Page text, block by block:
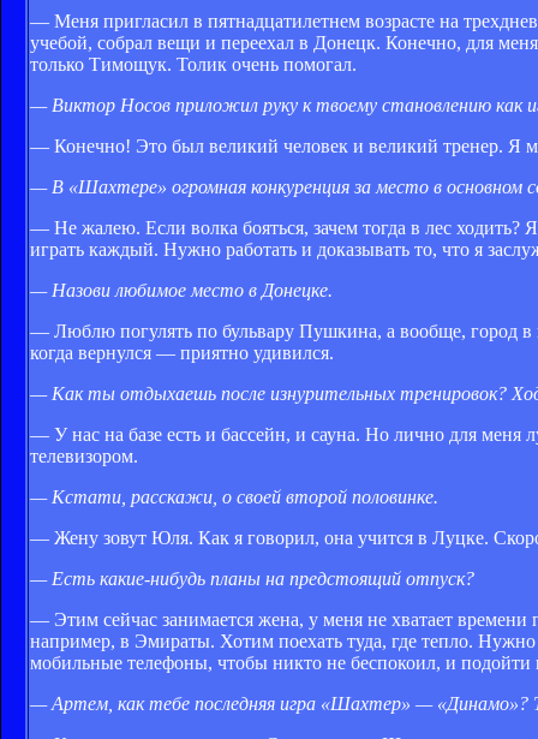
— Меня пригласил в пятнадцатилетнем возрасте на
учебой, собрал вещи и переехал в Донецк. Конечно, для
только Тимощук. Толик очень помогал.
— Виктор Носов приложил руку к твоему становлению как
— Конечно! Это был великий человек и великий тренер. Я
— В «Шахтере» огромная конкуренция за место в основном
— Не жалею. Если волка бояться, зачем тогда в лес
играть каждый. Нужно работать и доказывать то, что я
— Назови любимое место в Донецке.
— Люблю погулять по бульвару Пушкина, а вообще, город в
когда вернулся — приятно удивился.
— Как ты отдыхаешь после изнурительных тренировок?
— У нас на базе есть и бассейн, и сауна. Но лично для меня
телевизором.
— Кстати, расскажи, о своей второй половинке.
— Жену зовут Юля. Как я говорил, она учится в Луцке.
— Есть какие-нибудь планы на предстоящий отпуск?
— Этим сейчас занимается жена, у меня не хватает времени
например, в Эмираты. Хотим поехать туда, где тепло. Нужно
мобильные телефоны, чтобы никто не беспокоил, и
— Артем, как тебе последняя игра «Шахтер» — «Динамо»?